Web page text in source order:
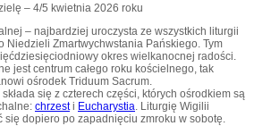
– 4/5 kwietnia 2026 roku
– najbardziej uroczysta ze wszystkich liturgii
Niedzieli Zmartwychwstania Pańskiego. Tym
okres wielkanocnej radości.
jest centrum całego roku kościelnego, tak
ośrodek Triduum Sacrum.
się z czterech części, których ośrodkiem są
chrzesti Eucharystia. Liturgię Wigilii
się dopiero po zapadnięciu zmroku w sobotę.